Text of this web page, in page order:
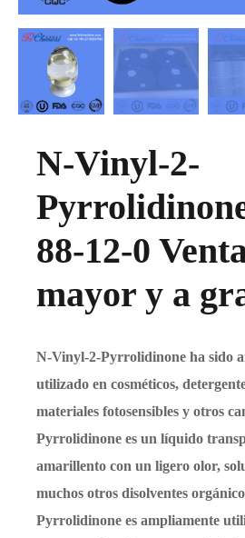
N-Vinyl-2-
88-12-0
mayor y a
N-Vinyl-2-Pyrrolidinone ha sido
utilizado en cosméticos,
materiales fotosensibles y otros
Pyrrolidinone es un líquido
amarillento con un ligero olor,
muchos otros disolventes
Pyrrolidinone es ampliamente